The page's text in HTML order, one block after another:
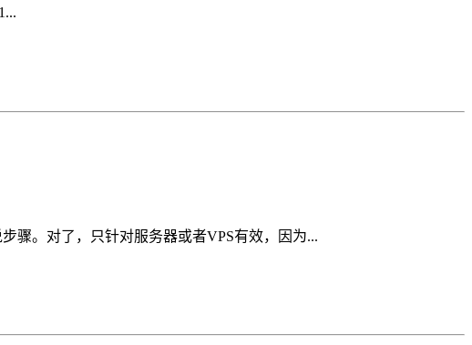
骤。对了，只针对服务器或者VPS有效，因为...